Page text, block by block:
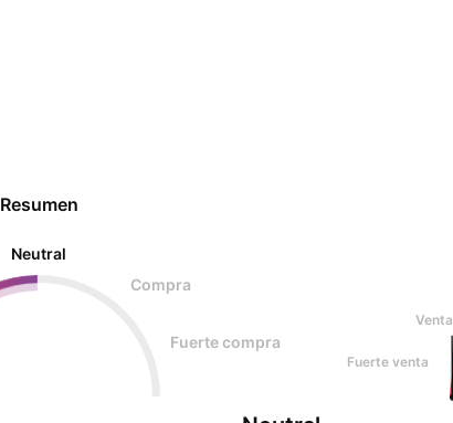
Resumen
Neutral
Compra
Fuerte compra
Venta
Fuerte venta